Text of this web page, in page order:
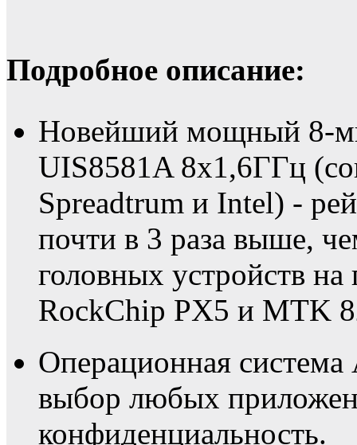
Подробное описание:
Новейший мощный 8-
UIS8581A 8х1,6ГГц
Spreadtrum и Intel) -
почти в 3 раза выше,
головных устройств
RockChip PX5 и MTK
Операционная
выбор любых
конфиденциальность.